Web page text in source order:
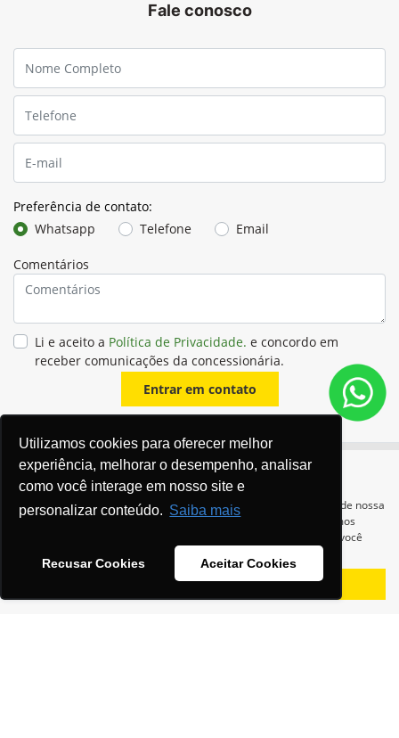
Utilizamos cookies para oferecer melhor
experiência, melhorar o desempenho, analisar
como você interage em nosso site e
personalizar conteúdo. Saiba mais
Recusar Cookies Aceitar Cookies
Fale conosco
Preferência de contato:
Whatsapp
Telefone Email
Comentários
Li e aceito a Política de Privacidade. e concordo em
receber comunicações da concessionária.
Entrar em contato
Para otimizar sua experiência durante a navegação, fazemos uso de nossa
política de cookies e para proteger seus dados pessoais respeitamos
. Ao seguir com a navegação e visita você
Recusar